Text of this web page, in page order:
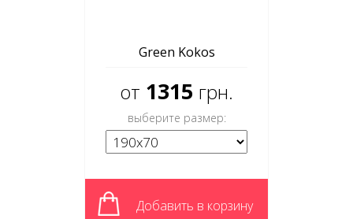
Green Kokos
от 1315 грн.
выберите размер:
Добавить в корзину